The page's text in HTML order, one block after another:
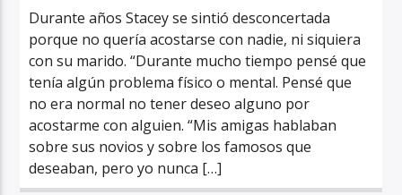
Durante años Stacey se sintió desconcertada
porque no quería acostarse con nadie, ni siquiera
con su marido. “Durante mucho tiempo pensé que
tenía algún problema físico o mental. Pensé que
no era normal no tener deseo alguno por
acostarme con alguien. “Mis amigas hablaban
sobre sus novios y sobre los famosos que
deseaban, pero yo nunca […]